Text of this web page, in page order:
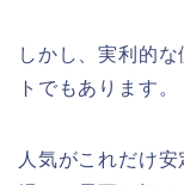
しかし、実利的
トでもあります。
人気がこれだけ